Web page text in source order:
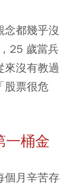
都幾乎沒
25 歲當兵
來沒有教過
股票很危
一桶金
個月辛苦存